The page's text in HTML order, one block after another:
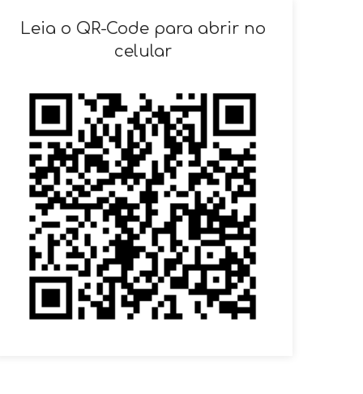
VOLTAR
Leia o QR-Code para abrir no
celular